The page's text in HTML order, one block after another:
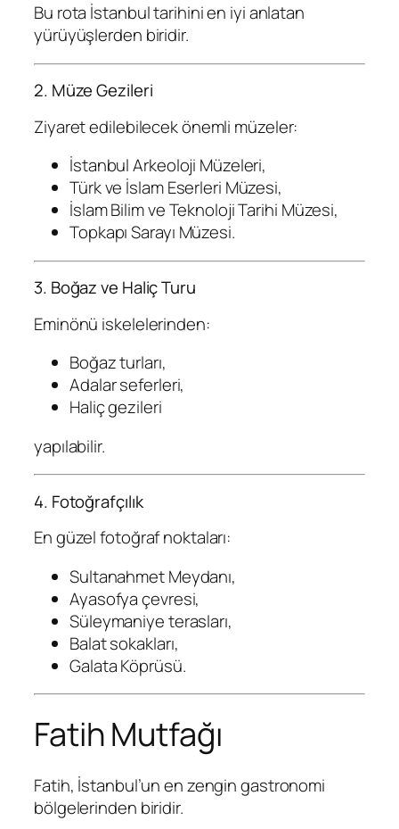
Bu rota İstanbul tarihini en iyi anlatan
yürüyüşlerden biridir.
2. Müze Gezileri
Ziyaret edilebilecek önemli müzeler:
İstanbul Arkeoloji Müzeleri,
Türk ve İslam Eserleri Müzesi,
İslam Bilim ve Teknoloji Tarihi Müzesi,
Topkapı Sarayı Müzesi.
3. Boğaz ve Haliç Turu
Eminönü iskelelerinden:
Boğaz turları,
Adalar seferleri,
Haliç gezileri
yapılabilir.
4. Fotoğrafçılık
En güzel fotoğraf noktaları:
Sultanahmet Meydanı,
Ayasofya çevresi,
Süleymaniye terasları,
Balat sokakları,
Galata Köprüsü.
Fatih Mutfağı
Fatih, İstanbul’un en zengin gastronomi
bölgelerinden biridir.